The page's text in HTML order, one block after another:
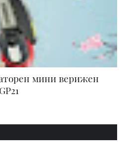
мини верижен